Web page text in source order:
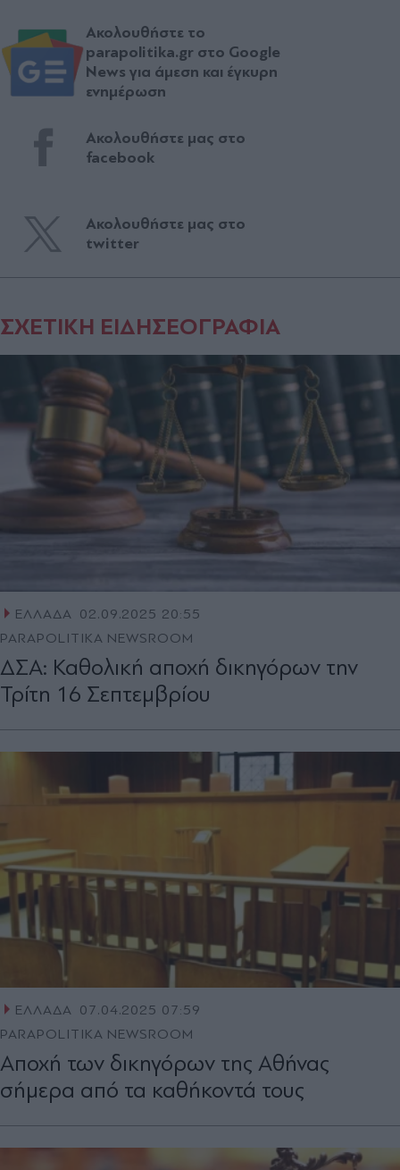
Ακολουθήστε το
parapolitika.gr στο Google
News για άμεση και έγκυρη
ενημέρωση
Ακολουθήστε μας στο
facebook
Ακολουθήστε μας στο
twitter
ΣΧΕΤΙΚΗ ΕΙΔΗΣΕΟΓΡΑΦΙΑ
ΕΛΛΑΔΑ
02.09.2025 20:55
PARAPOLITIKA NEWSROOM
ΔΣΑ: Καθολική αποχή δικηγόρων την
Τρίτη 16 Σεπτεμβρίου
ΕΛΛΑΔΑ 07.04.2025 07:59
PARAPOLITIKA NEWSROOM
Αποχή των δικηγόρων της Αθήνας
σήμερα από τα καθήκοντά τους